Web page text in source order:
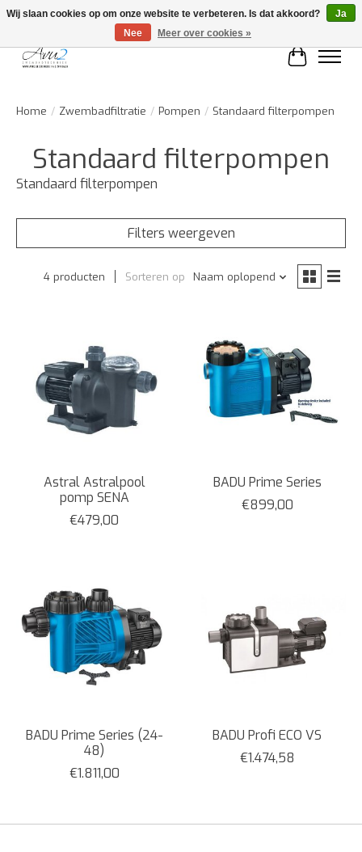
Home / Zwembadfiltratie / Pompen / Standaard filterpompen
Standaard filterpompen
Standaard filterpompen
Filters weergeven
4 producten Sorteren op Naam oplopend
Astral Astralpool
pomp SENA
€479,00
BADU Prime Series
€899,00
BADU Prime Series (24-
48)
€1.811,00
BADU Profi ECO VS
€1.474,58
Wij slaan cookies op om onze website te verbeteren. Is dat akkoord?
Ja
Nee
Meer over cookies »